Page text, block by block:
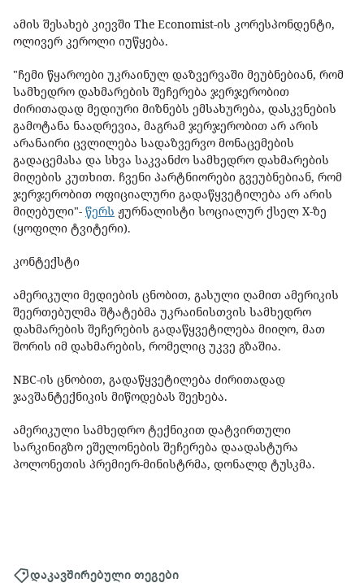
ამის შესახებ კიევში The Economist-ის კორესპონდენტი,
ოლივერ კეროლი იუწყება.
"ჩემი წყაროები უკრაინულ დაზვერვაში მეუბნებიან, რომ
სამხედრო დახმარების შეჩერება ჯერჯერობით
ძირითადად მედიური მიზნებს ემსახურება, დასკვნების
გამოტანა ნაადრევია, მაგრამ ჯერჯერობით არ არის
არანაირი ცვლილება სადაზვერვო მონაცემების
გადაცემასა და სხვა საკვანძო სამხედრო დახმარების
მიღების კუთხით. ჩვენი პარტნიორები გვეუბნებიან, რომ
ჯერჯერობით ოფიციალური გადაწყვეტილება არ არის
მიღებული"- წერს ჟურნალისტი სოციალურ ქსელ X-ზე
(ყოფილი ტვიტერი).
კონტექსტი
ამერიკული მედიების ცნობით, გასული ღამით ამერიკის
შეერთებულმა შტატებმა უკრაინისთვის სამხედრო
დახმარების შეჩერების გადაწყვეტილება მიიღო, მათ
შორის იმ დახმარების, რომელიც უკვე გზაშია.
NBC-ის ცნობით, გადაწყვეტილება ძირითადად
ჯავშანტექნიკის მიწოდებას შეეხება.
ამერიკული სამხედრო ტექნიკით დატვირთული
სარკინიგზო ეშელონების შეჩერება დაადასტურა
პოლონეთის პრემიერ-მინისტრმა, დონალდ ტუსკმა.
დაკავშირებული თეგები